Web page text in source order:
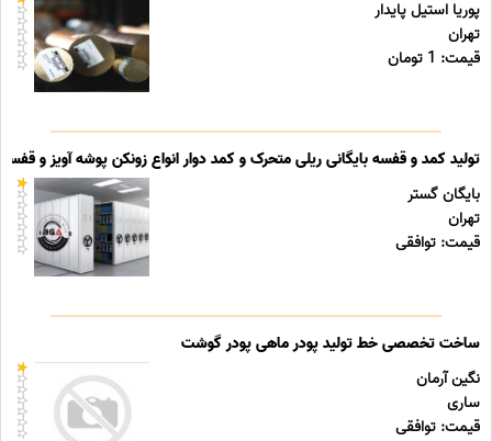
پوریا استیل پایدار
تهران
قیمت: 1 تومان
تولید کمد و قفسه بایگانی ریلی متحرک و کمد دوار انواع زونکن پوشه آویز و قفسه
بایگان گستر
تهران
قیمت: توافقی
ساخت تخصصی خط تولید پودر ماهی پودر گوشت
نگین آرمان
ساری
قیمت: توافقی